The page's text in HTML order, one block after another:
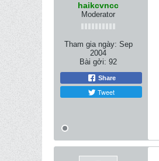
haikcvncc
Moderator
Tham gia ngày: Sep
2004
Bài gởi: 92
Share
Tweet